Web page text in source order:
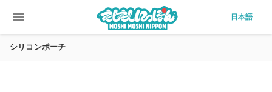
menu 日本語
シリコンポーチ